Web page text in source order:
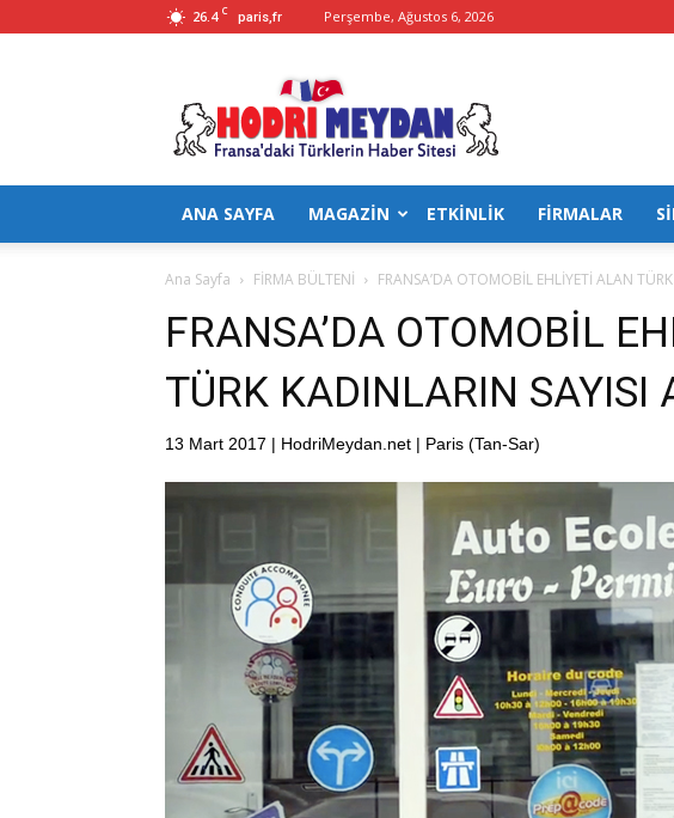
26.4 C paris,fr Perşembe, Ağustos 6, 2026
Hodrimeydan
ANA SAYFA MAGAZİN ETKİNLİK FİRMALAR
Ana Sayfa FİRMA BÜLTENİ FRANSA’DA OTOMOBİL EHLİYETİ ALAN
FRANSA’DA OTOMOBİL
TÜRK KADINLARIN SAYISI
13 Mart 2017 | HodriMeydan.net | Paris (Tan-Sar)